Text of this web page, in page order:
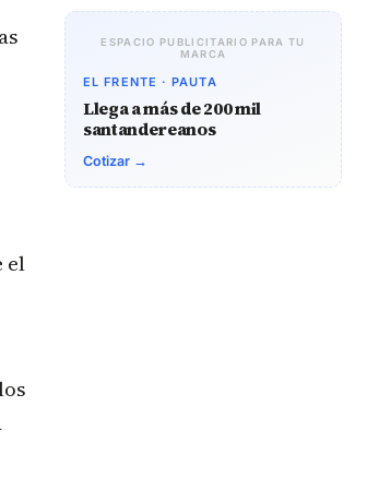
el
ESPACIO PUBLICITARIO PARA TU
MARCA
EL FRENTE · PAUTA
Llega a más de 200 mil
santandereanos
Cotizar →